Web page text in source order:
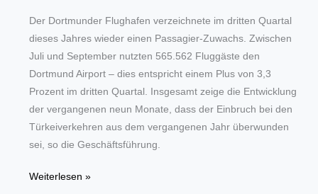
Der Dortmunder Flughafen verzeichnete im dritten Quartal
dieses Jahres wieder einen Passagier-Zuwachs. Zwischen
Juli und September nutzten 565.562 Fluggäste den
Dortmund Airport – dies entspricht einem Plus von 3,3
Prozent im dritten Quartal. Insgesamt zeige die Entwicklung
der vergangenen neun Monate, dass der Einbruch bei den
Türkeiverkehren aus dem vergangenen Jahr überwunden
sei, so die Geschäftsführung.
Mehr
Weiterlesen »